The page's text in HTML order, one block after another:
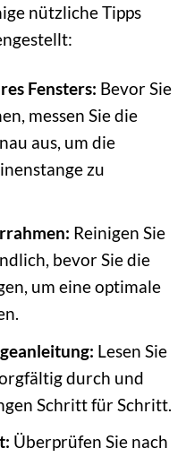
nützliche Tipps
Fensters: Bevor Sie
messen Sie die
aus, um die
zu
Reinigen Sie
bevor Sie die
um eine optimale
Lesen Sie
durch und
Schritt für Schritt.
Überprüfen Sie nach